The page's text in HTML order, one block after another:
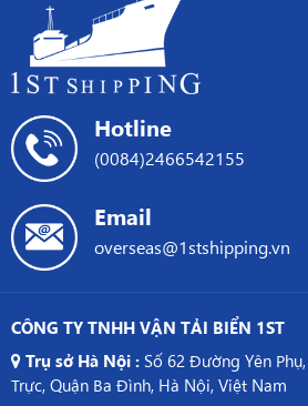
Hotline
(0084)2466542155
Email
overseas@1stshipping.vn
CÔNG TY TNHH VẬN TẢI BIỂN 1ST
Trụ sở Hà Nội :Số 62 Đường Yên
Trực, Quận Ba Đình, Hà Nội, Việt Nam